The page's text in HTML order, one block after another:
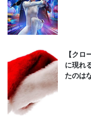
【ク
に現れ
たのは